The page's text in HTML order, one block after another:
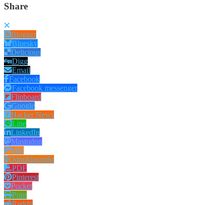
Share
Blogger
Bluesky
Delicious
Digg
Email
Facebook
Facebook messenger
Flipboard
Google
Hacker News
Line
LinkedIn
Mastodon
Mix
Odnoklassniki
PDF
Pinterest
Pocket
Print